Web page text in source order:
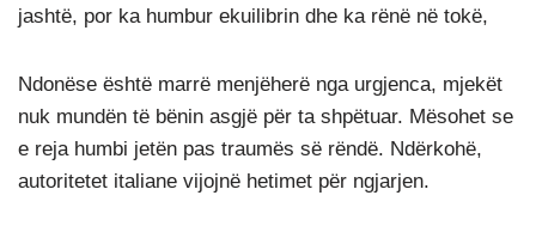
jashtë, por ka humbur ekuilibrin dhe ka rënë në tokë,
Ndonëse është marrë menjëherë nga urgjenca, mjekët
nuk mundën të bënin asgjë për ta shpëtuar. Mësohet se
e reja humbi jetën pas traumës së rëndë. Ndërkohë,
autoritetet italiane vijojnë hetimet për ngjarjen.